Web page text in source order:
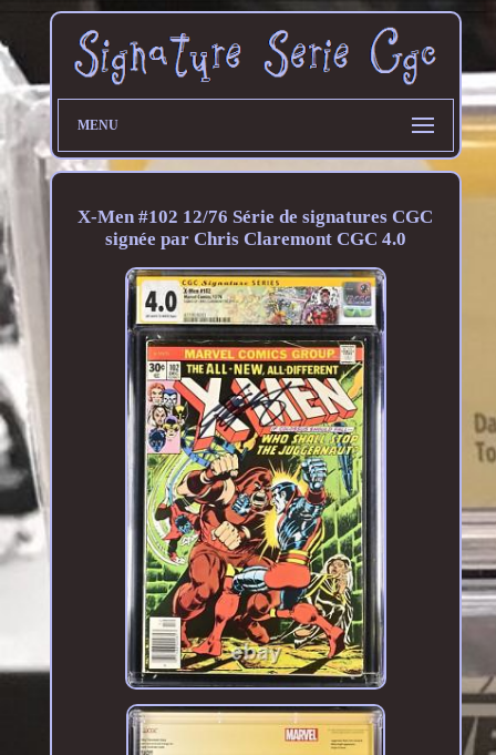
MENU
X-Men #102 12/76 Série de signatures CGC
signée par Chris Claremont CGC 4.0